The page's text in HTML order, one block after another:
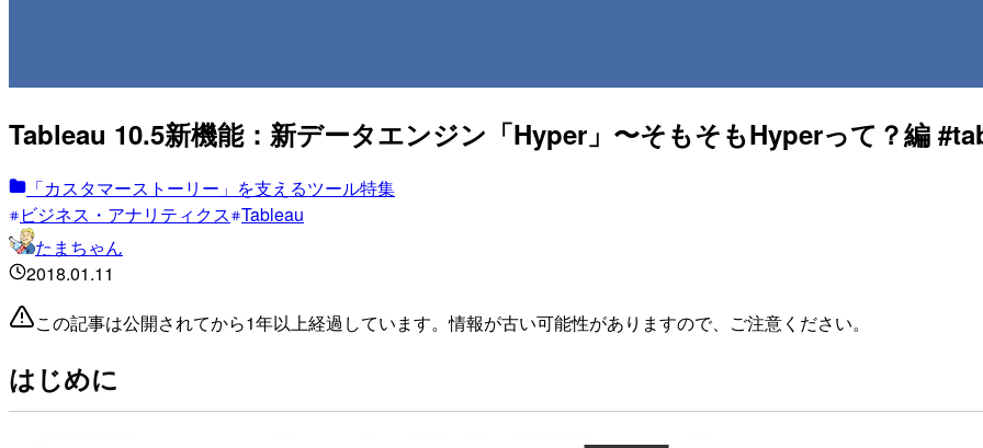
Tableau 10.5新機能：新データエンジン「Hyper」〜そもそもHyperって？編
「カスタマーストーリー」を支えるツール特集
ビジネス・アナリティクス Tableau
たまちゃん
2018.01.11
この記事は公開されてから1年以上経過しています。情報が古い可能性がありますので、ご注意ください。
はじめに